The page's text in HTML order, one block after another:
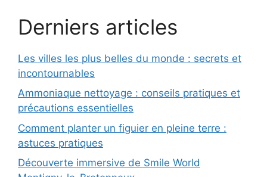
Derniers articles
Les villes les plus belles du monde : secrets et
incontournables
Ammoniaque nettoyage : conseils pratiques et
précautions essentielles
Comment planter un figuier en pleine terre :
astuces pratiques
Découverte immersive de Smile World